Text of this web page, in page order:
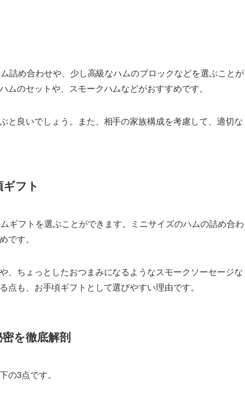
詰め合わせや、少し高級なハムのブロックなどを選ぶことが
のセットや、スモークハムなどがおすすめです。
と良いでしょう。また、相手の家族構成を考慮して、適切な
フト
ギフトを選ぶことができます。ミニサイズのハムの詰め合わ
です。
、ちょっとしたおつまみになるようなスモークソーセージな
も、お手頃ギフトとして選びやすい理由です。
を徹底解剖
3点です。